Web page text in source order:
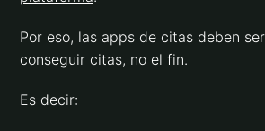
Por eso, las apps de citas deben
conseguir citas, no el fin.
Es decir: